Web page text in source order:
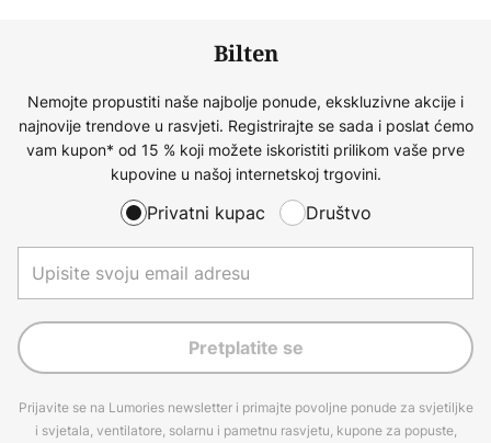
Bilten
Nemojte propustiti naše najbolje ponude, ekskluzivne akcije i
najnovije trendove u rasvjeti. Registrirajte se sada i poslat ćemo
vam kupon* od 15 % koji možete iskoristiti prilikom vaše prve
kupovine u našoj internetskoj trgovini.
Privatni kupac Društvo
Pretplatite se
Prijavite se na Lumories newsletter i primajte povoljne ponude za svjetiljke
i svjetala, ventilatore, solarnu i pametnu rasvjetu, kupone za popuste,